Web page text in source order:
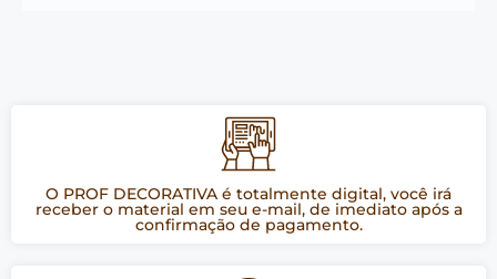
O PROF DECORATIVA é totalmente digital, você irá
receber o material em seu e-mail, de imediato após a
confirmação de pagamento.